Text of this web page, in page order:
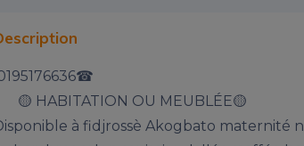
à fidjrossè Akogbato